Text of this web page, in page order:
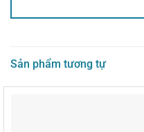
Sản phẩm tương tự